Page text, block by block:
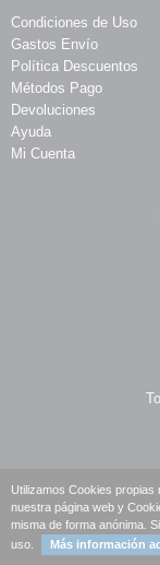
Condiciones de Uso
Gastos Envío
Política Descuentos
Métodos Pago
Devoluciones
Ayuda
Mi Cuenta
Utilizamos Cookies propias
nuestra página web y
misma de forma anónima.
uso.
Más información